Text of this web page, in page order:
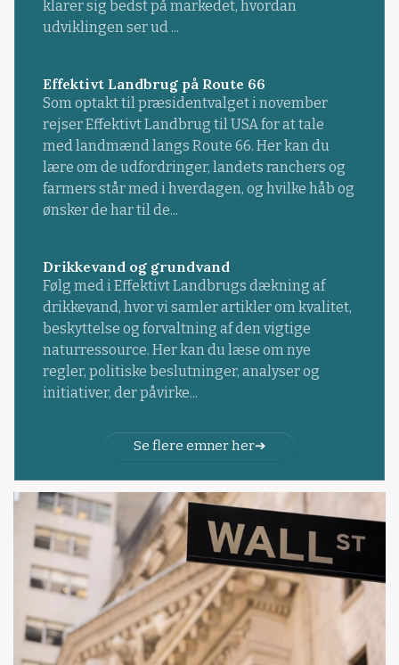
klarer sig bedst på markedet, hvordan
udviklingen ser ud ...
Effektivt Landbrug på Route 66
Som optakt til præsidentvalget i november
rejser Effektivt Landbrug til USA for at tale
med landmænd langs Route 66. Her kan du
lære om de udfordringer, landets ranchers og
farmers står med i hverdagen, og hvilke håb og
ønsker de har til de...
Drikkevand og grundvand
Følg med i Effektivt Landbrugs dækning af
drikkevand, hvor vi samler artikler om kvalitet,
beskyttelse og forvaltning af den vigtige
naturressource. Her kan du læse om nye
regler, politiske beslutninger, analyser og
initiativer, der påvirke...
Se flere emner her